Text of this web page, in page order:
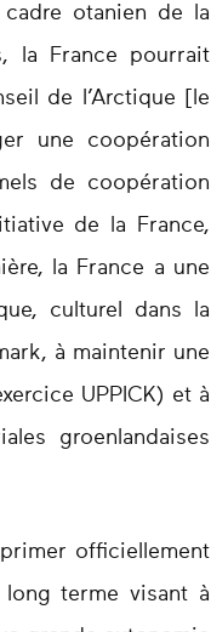
otanien de la
la France pourrait
de l’Arctique [le
une coopération
de coopération
de la France,
la France a une
culturel dans la
à maintenir une
UPPICK) et à
groenlandaises
officiellement
terme visant à